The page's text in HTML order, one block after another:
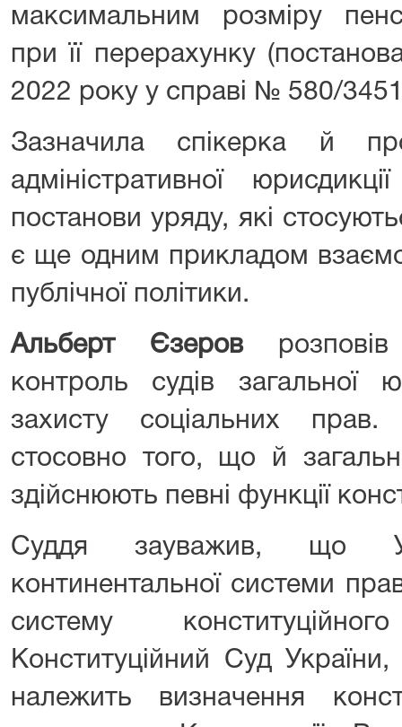
максимальним розміру
при її перерахунку
2022 року у справі № 580/
Зазначила спікерка й
адміністративної
постанови уряду, які
є ще одним прикладом
публічної політики.
Альберт Єзеров
контроль судів загальної
захисту соціальних
стосовно того, що й
здійснюють певні функції
Суддя зауважив, що
континентальної системи
систему
Конституційний Суд
належить визначення